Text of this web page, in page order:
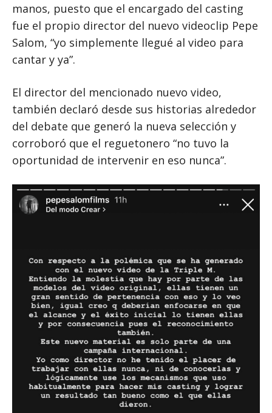
manos, puesto que el encargado del casting
fue el propio director del nuevo videoclip Pepe
Salom, “yo simplemente llegué al video para
cantar y ya”.
El director del mencionado nuevo video,
también declaró desde sus historias alrededor
del debate que generó la nueva selección y
corroboró que el reguetonero “no tuvo la
oportunidad de intervenir en eso nunca”.